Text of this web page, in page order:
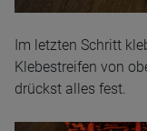
Im letzten Schritt
Klebestreifen von
drückst alles fest.